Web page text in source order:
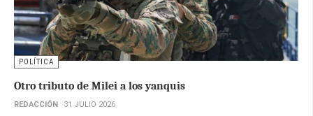
POLÍTICA
Otro tributo de Milei a los yanquis
REDACCIÓN 31 JULIO 2026